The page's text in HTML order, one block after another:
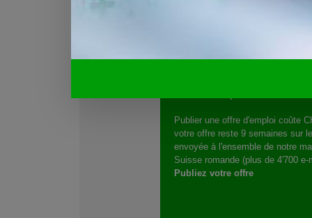
Publier une offre d'emploi coûte
votre offre reste 9 semaines sur
envoyée à l'ensemble de notre
Suisse romande (plus de 4'700 e-
Publiez votre offre